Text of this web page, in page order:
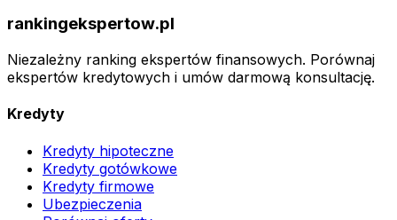
rankingekspertow.pl
Niezależny ranking ekspertów finansowych. Porównaj
ekspertów kredytowych i umów darmową konsultację.
Kredyty
Kredyty hipoteczne
Kredyty gotówkowe
Kredyty firmowe
Ubezpieczenia